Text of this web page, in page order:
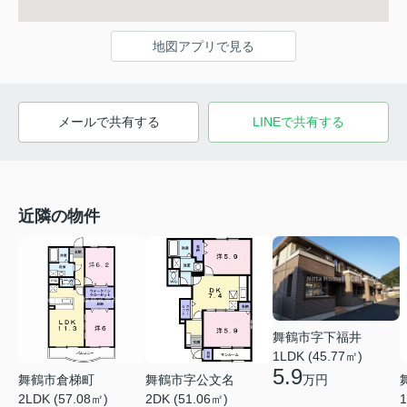
地図アプリで見る
メールで共有する LINEで共有する
近隣の物件
舞鶴市倉梯町
2LDK (57.08㎡)
舞鶴市字公文名
2DK (51.06㎡)
舞鶴市字下福井
1LDK (45.77㎡)
5.9万円